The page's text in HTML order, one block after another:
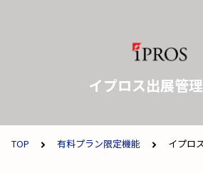
イプロス出展管
TOP 有料プラン限定機能 イプロ